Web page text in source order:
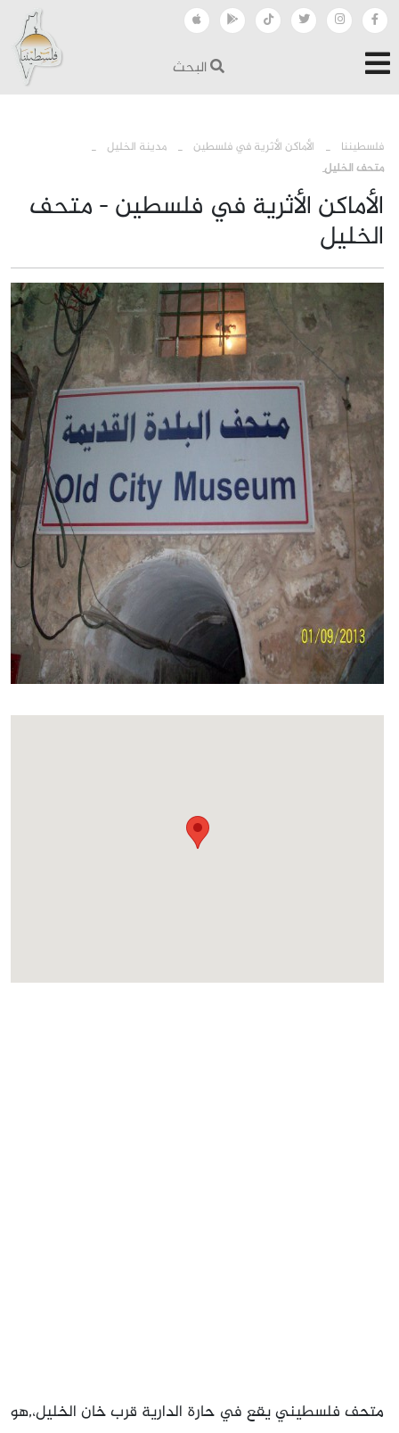
البحث
فلسطيننا الأماكن الأثرية في فلسطين مدينة الخليل
متحف الخليل
الأماكن الأثرية في فلسطين - متحف
الخليل
متحف فلسطيني يقع في حارة الدارية قرب خان الخليل،,هو